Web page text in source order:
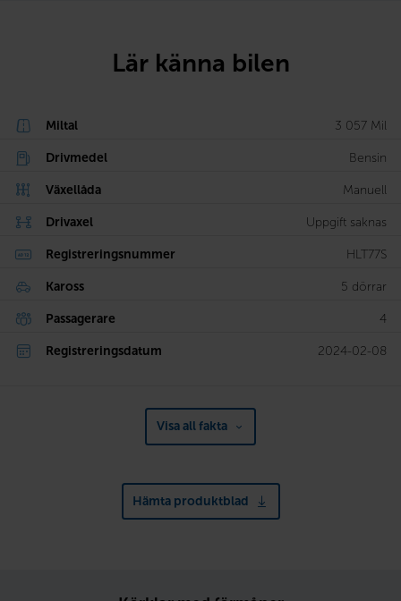
Lär känna bilen
Miltal 3 057 Mil
Drivmedel Bensin
Växellåda Manuell
Drivaxel Uppgift saknas
Registreringsnummer HLT77S
Kaross 5 dörrar
Passagerare 4
Registreringsdatum 2024-02-08
Visa all fakta
Hämta produktblad